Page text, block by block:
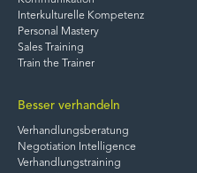
Interkulturelle Kompetenz
Personal Mastery
Sales Training
Train the Trainer
Besser verhandeln
Verhandlungsberatung
Negotiation Intelligence
Verhandlungstraining